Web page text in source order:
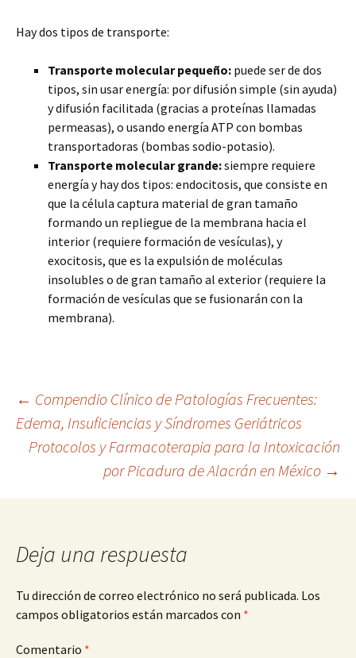
Hay dos tipos de transporte:
Transporte molecular pequeño: puede ser de dos
tipos, sin usar energía: por difusión simple (sin ayuda)
y difusión facilitada (gracias a proteínas llamadas
permeasas), o usando energía ATP con bombas
transportadoras (bombas sodio-potasio).
Transporte molecular grande:siempre requiere
energía y hay dos tipos: endocitosis, que consiste en
que la célula captura material de gran tamaño
formando un repliegue de la membrana hacia el
interior (requiere formación de vesículas), y
exocitosis, que es la expulsión de moléculas
insolubles o de gran tamaño al exterior (requiere la
formación de vesículas que se fusionarán con la
membrana).
Navegación
de
entradas
← Compendio Clínico de Patologías Frecuentes:
Edema, Insuficiencias y Síndromes Geriátricos
Protocolos y Farmacoterapia para la Intoxicación
por Picadura de Alacrán en México →
Deja una respuesta
Tu dirección de correo electrónico no será publicada. Los
campos obligatorios están marcados con *
Comentario *